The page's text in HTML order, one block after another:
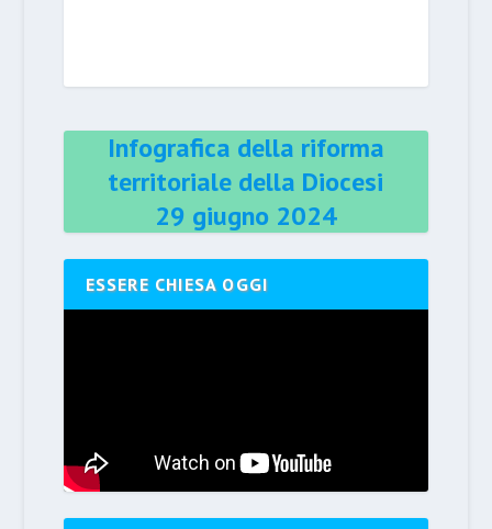
Infografica della riforma
territoriale della Diocesi
29 giugno 2024
ESSERE CHIESA OGGI